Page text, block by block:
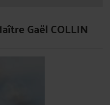
Gaël COLLIN